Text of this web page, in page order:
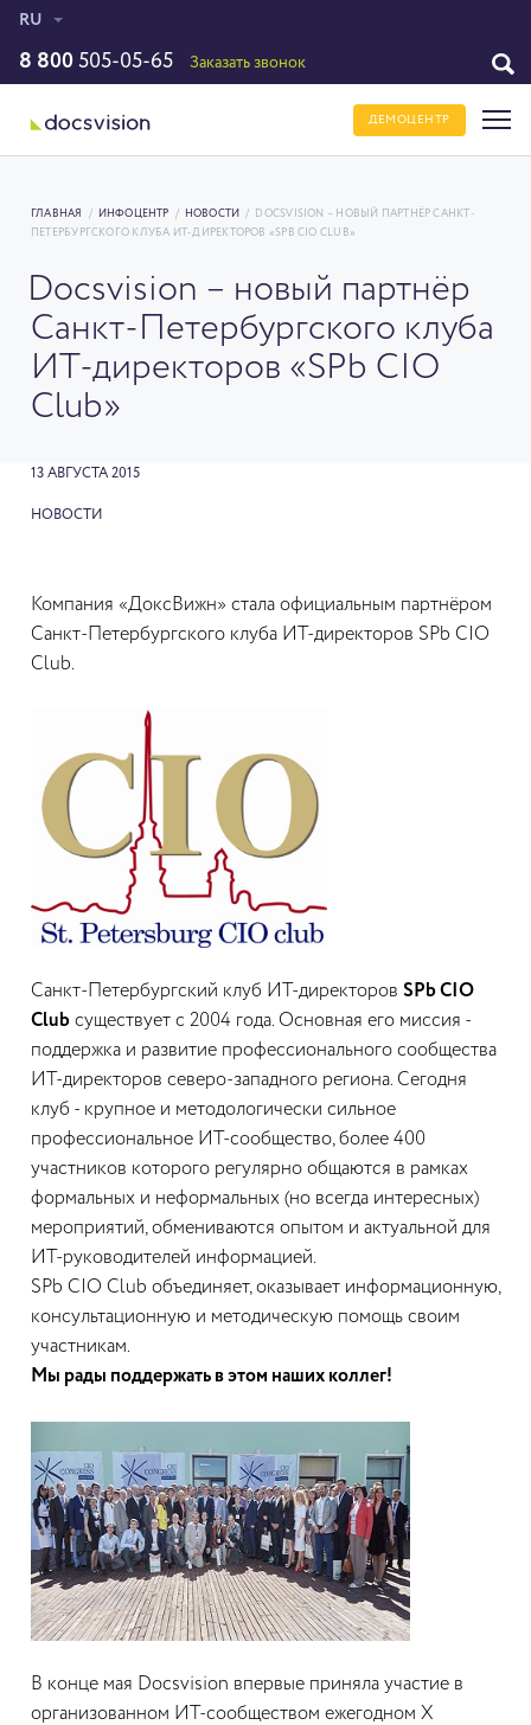
RU
8 800 505-05-65 Заказать звонок
ДЕМОЦЕНТР
ГЛАВНАЯ / ИНФОЦЕНТР / НОВОСТИ /
DOCSVISION – НОВЫЙ ПАРТНЁР САНКТ-
ПЕТЕРБУРГСКОГО КЛУБА ИТ-ДИРЕКТОРОВ «SPB CIO CLUB»
Docsvision – новый партнёр
Санкт-Петербургского клуба
ИТ-директоров «SPb CIO
Club»
13 АВГУСТА 2015
НОВОСТИ
Компания «ДоксВижн» стала официальным партнёром
Санкт-Петербургского клуба ИТ-директоров SPb CIO
Club.
Санкт-Петербургский клуб ИТ-директоров SPb CIO
Club существует с 2004 года. Основная его миссия -
поддержка и развитие профессионального сообщества
ИТ-директоров северо-западного региона. Сегодня
клуб - крупное и методологически сильное
профессиональное ИТ-сообщество, более 400
участников которого регулярно общаются в рамках
формальных и неформальных (но всегда интересных)
мероприятий, обмениваются опытом и актуальной для
ИТ-руководителей информацией.
SPb CIO Club объединяет, оказывает информационную,
консультационную и методическую помощь своим
участникам.
Мы рады поддержать в этом наших коллег!
В конце мая Docsvision впервые приняла участие в
организованном ИТ-сообществом ежегодном X